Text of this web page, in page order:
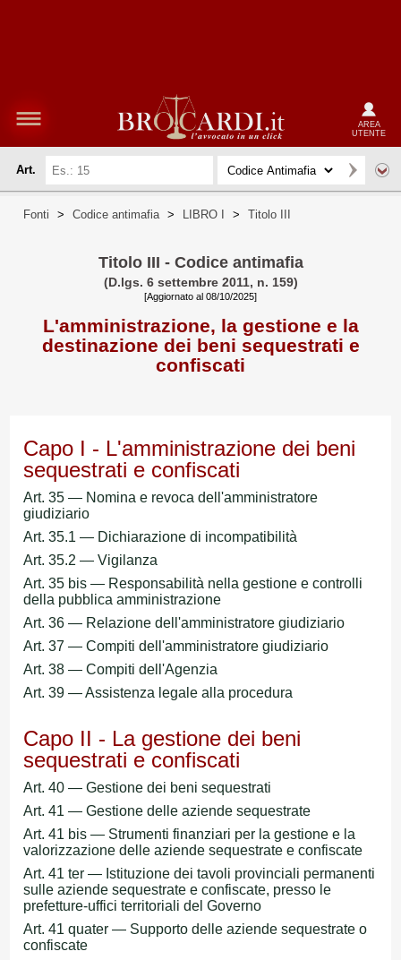
AREA
UTENTE
Art.
Fonti > Codice antimafia > LIBRO I > Titolo III
Titolo III - Codice antimafia
(D.lgs. 6 settembre 2011, n. 159)
[Aggiornato al 08/10/2025]
L'amministrazione, la gestione e la
destinazione dei beni sequestrati e
confiscati
Capo I - L'amministrazione dei beni
sequestrati e confiscati
Art. 35 — Nomina e revoca dell'amministratore
giudiziario
Art. 35.1 — Dichiarazione di incompatibilità
Art. 35.2 — Vigilanza
Art. 35 bis — Responsabilità nella gestione e controlli
della pubblica amministrazione
Art. 36 — Relazione dell'amministratore giudiziario
Art. 37 — Compiti dell'amministratore giudiziario
Art. 38 — Compiti dell'Agenzia
Art. 39 — Assistenza legale alla procedura
Capo II - La gestione dei beni
sequestrati e confiscati
Art. 40 — Gestione dei beni sequestrati
Art. 41 — Gestione delle aziende sequestrate
Art. 41 bis — Strumenti finanziari per la gestione e la
valorizzazione delle aziende sequestrate e confiscate
Art. 41 ter — Istituzione dei tavoli provinciali permanenti
sulle aziende sequestrate e confiscate, presso le
prefetture-uffici territoriali del Governo
Art. 41 quater — Supporto delle aziende sequestrate o
confiscate